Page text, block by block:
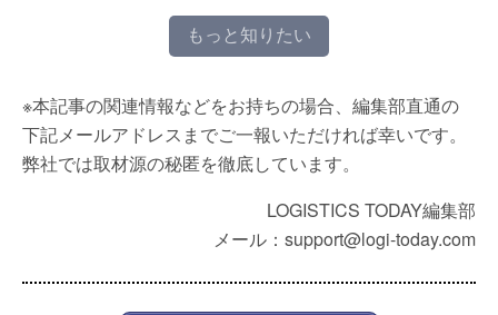
もっと知りたい
※本記事の関連情報などをお持ちの場合、編集部直通の
下記メールアドレスまでご一報いただければ幸いです。
弊社では取材源の秘匿を徹底しています。
LOGISTICS TODAY編集部
メール：support@logi-today.com